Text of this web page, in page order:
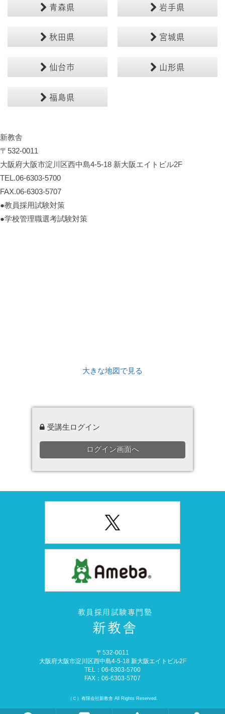
青森県 岩手県
秋田県 宮城県
仙台市 山形県
福島県
新教舎
〒532-0011
大阪府大阪市淀川区西中島4-5-18 新大阪エイトビル2F
TEL.06-6303-5700
FAX.06-6303-5707
●教員採用試験対策
●学校管理職選考試験対策
大きな地図で見る
受講生ログイン
ログイン画面へ
教員採用試験専門塾
新教舎
〒532-0011
大阪府大阪市淀川区西中島4-5-18 新大阪エイトビル2F
TEL： 06-6303-5700
FAX：06-6303-5707
（Ｃ） 有限会社新教舎All Rights Reserved.